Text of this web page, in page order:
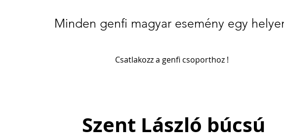
Minden genfi magyar esemény egy
Csatlakozz a genfi csoporthoz !
Szent László búcsú